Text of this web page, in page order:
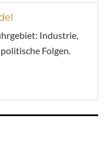
Industrie,
Folgen.